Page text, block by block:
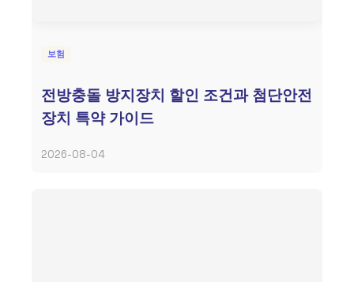
보험
전방충돌 방지장치 할인 조건과 첨단안전
장치 특약 가이드
2026-08-04